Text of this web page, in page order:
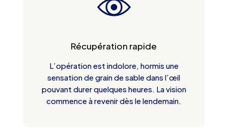
Récupération rapide
L’opération est indolore, hormis une
sensation de grain de sable dans l’œil
pouvant durer quelques heures. La vision
commence à revenir dès le lendemain.